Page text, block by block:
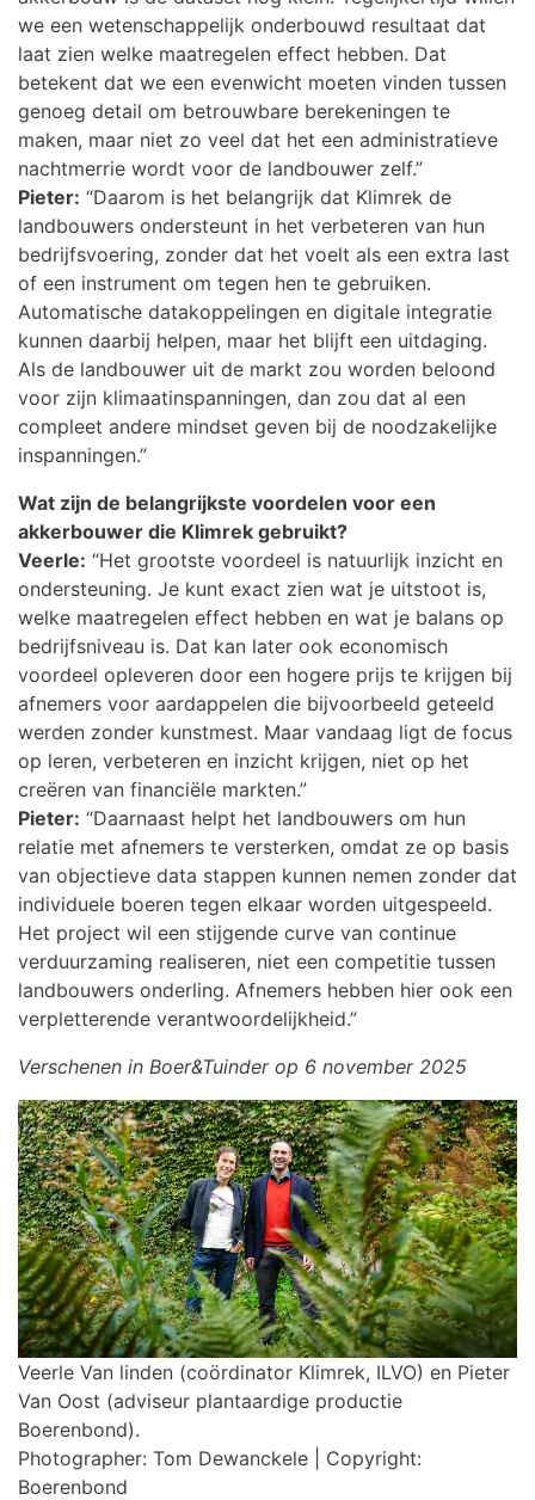
we een wetenschappelijk onderbouwd resultaat dat
laat zien welke maatregelen effect hebben. Dat
betekent dat we een evenwicht moeten vinden tussen
genoeg detail om betrouwbare berekeningen te
maken, maar niet zo veel dat het een administratieve
nachtmerrie wordt voor de landbouwer zelf.”
Pieter: “Daarom is het belangrijk dat Klimrek de
landbouwers ondersteunt in het verbeteren van hun
bedrijfsvoering, zonder dat het voelt als een extra last
of een instrument om tegen hen te gebruiken.
Automatische datakoppelingen en digitale integratie
kunnen daarbij helpen, maar het blijft een uitdaging.
Als de landbouwer uit de markt zou worden beloond
voor zijn klimaatinspanningen, dan zou dat al een
compleet andere mindset geven bij de noodzakelijke
inspanningen.”
Wat zijn de belangrijkste voordelen voor een
akkerbouwer die Klimrek gebruikt?
Veerle: “Het grootste voordeel is natuurlijk inzicht en
ondersteuning. Je kunt exact zien wat je uitstoot is,
welke maatregelen effect hebben en wat je balans op
bedrijfsniveau is. Dat kan later ook economisch
voordeel opleveren door een hogere prijs te krijgen bij
afnemers voor aardappelen die bijvoorbeeld geteeld
werden zonder kunstmest. Maar vandaag ligt de focus
op leren, verbeteren en inzicht krijgen, niet op het
creëren van financiële markten.”
Pieter: “Daarnaast helpt het landbouwers om hun
relatie met afnemers te versterken, omdat ze op basis
van objectieve data stappen kunnen nemen zonder dat
individuele boeren tegen elkaar worden uitgespeeld.
Het project wil een stijgende curve van continue
verduurzaming realiseren, niet een competitie tussen
landbouwers onderling. Afnemers hebben hier ook een
verpletterende verantwoordelijkheid.”
Verschenen in Boer&Tuinder op 6 november 2025
Veerle Van linden (coördinator Klimrek, ILVO) en Pieter
Van Oost (adviseur plantaardige productie
Boerenbond).
Photographer: Tom Dewanckele | Copyright:
Boerenbond